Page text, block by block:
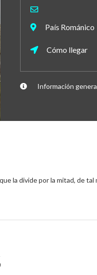
País Románico
Cómo llegar
Información
la divide por la mitad, de